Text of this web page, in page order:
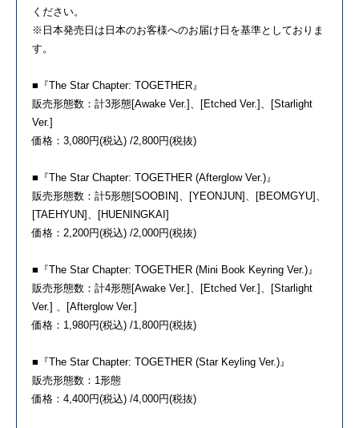
ください。
※日本発売日は日本のお客様へのお届け日を基準としておりま
す。
■『The Star Chapter: TOGETHER』
販売形態数：計3形態[Awake Ver.]、[Etched Ver.]、[Starlight
Ver.]
価格：3,080円(税込) /2,800円(税抜)
■『The Star Chapter: TOGETHER (Afterglow Ver.)』
販売形態数：計5形態[SOOBIN]、[YEONJUN]、[BEOMGYU]、
[TAEHYUN]、[HUENINGKAI]
価格：2,200円(税込) /2,000円(税抜)
■『The Star Chapter: TOGETHER (Mini Book Keyring Ver.)』
販売形態数：計4形態[Awake Ver.]、[Etched Ver.]、[Starlight
Ver.] 、[Afterglow Ver.]
価格：1,980円(税込) /1,800円(税抜)
■『The Star Chapter: TOGETHER (Star Keyling Ver.)』
販売形態数：1形態
価格：4,400円(税込) /4,000円(税抜)